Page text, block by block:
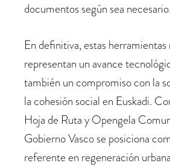
documentos según sea necesario.
En definitiva, estas herramientas
representan un avance
también un compromiso con la
la cohesión social en Euskadi.
Hoja de Ruta y Opengela
Gobierno Vasco se posiciona
referente en regeneración